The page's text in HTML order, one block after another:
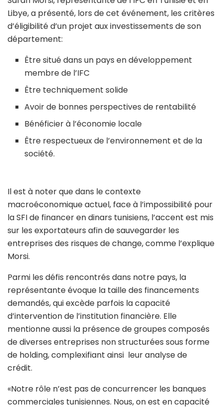
Libye, a présenté, lors de cet événement, les critères
d’éligibilité d’un projet aux investissements de son
département:
Être situé dans un pays en développement
membre de l’IFC
Être techniquement solide
Avoir de bonnes perspectives de rentabilité
Bénéficier à l’économie locale
Être respectueux de l’environnement et de la
société.
Il est à noter que dans le contexte
macroéconomique actuel, face à l’impossibilité pour
la SFI de financer en dinars tunisiens, l’accent est mis
sur les exportateurs afin de sauvegarder les
entreprises des risques de change, comme l’explique
Morsi.
Parmi les défis rencontrés dans notre pays, la
représentante évoque la taille des financements
demandés, qui excède parfois la capacité
d’intervention de l’institution financière. Elle
mentionne aussi la présence de groupes composés
de diverses entreprises non structurées sous forme
de holding, complexifiant ainsi leur analyse de
crédit.
«Notre rôle n’est pas de concurrencer les banques
commerciales tunisiennes. Nous, on est en capacité